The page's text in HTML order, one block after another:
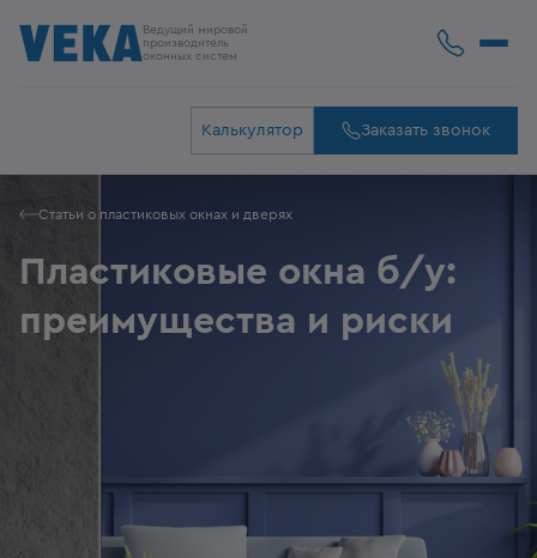
Ведущий мировой
производитель
оконных систем
Калькулятор Заказать звонок
Статьи о пластиковых окнах и дверях
Пластиковые окна б/у:
преимущества и риски